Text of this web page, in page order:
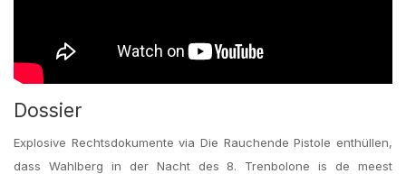
Dossier
Explosive Rechtsdokumente via Die Rauchende Pistole enthüllen,
dass Wahlberg in der Nacht des 8. Trenbolone is de meest